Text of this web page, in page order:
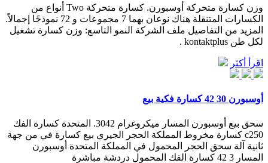
وزن كسارة متحركة أوسبورن. كسارة متحركة Two أنواع من
الكسارات المتنقلة هناك نوعان بهما 7 مجموعات و 72 نموذجًا إجمالاً.
المزيد من التفاصيل ملف الشركة النمو التاسع: وزن كسارة تشغيل
لكل طن kontaktplus .
اقرأ أكثر
أوسبورن 30 42 كسارة فكية بيع
سحق بيع أوسبورن المسار ميكروغرام 3042. المتحدة كسارة الفك
c250 كسارة مخروط المملكة الحجر الجيري بيع كسارة في من جهة
ثانية آلة سحق الحجر المحمول في المملكة المتحدة أوسبورن
المسار 3 42 كسارة الفك المحمول دردشة مباشرة